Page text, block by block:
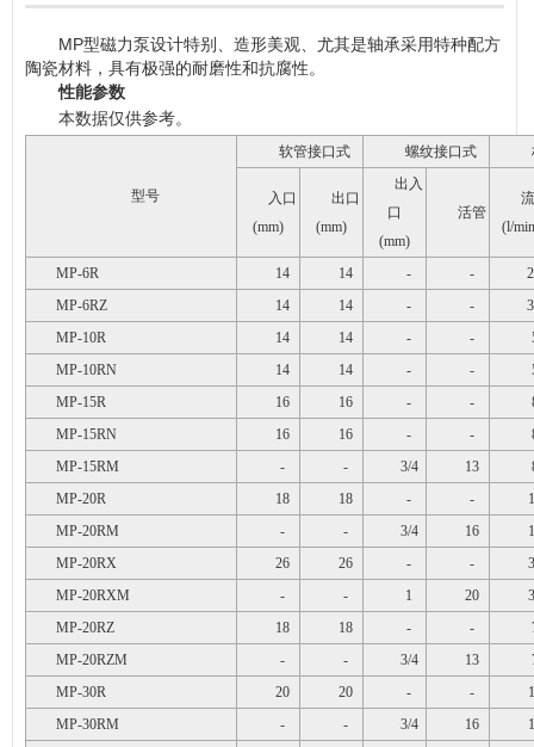
MP型磁力泵设计特别、造形美观、尤其是轴承采用特种配方
陶瓷材料，具有极强的耐磨性和抗腐性。
性能参数
本数据仅供参考。
型号
软管接口式 螺纹接口式
入口
(mm)
出口
(mm)
出入
口
(mm)
活管
(l/
MP-6R 14 14 - -
MP-6RZ
14 14 - -
MP-10R
14 14 - -
MP-10RN
14 14 - -
MP-15R
16 16 - -
MP-15RN
16 16 - -
MP-15RM
- - 3/4 13
MP-20R
18 18 - -
MP-20RM
- - 3/4 16
MP-20RX
26 26 - -
MP-20RXM
- - 1 20
MP-20RZ
18 18 - -
MP-20RZM
- - 3/4 13
MP-30R
20 20 - -
MP-30RM
- - 3/4 16